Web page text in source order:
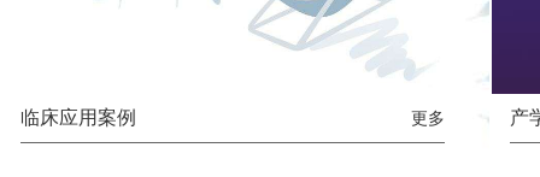
临床应用案例 更多 产